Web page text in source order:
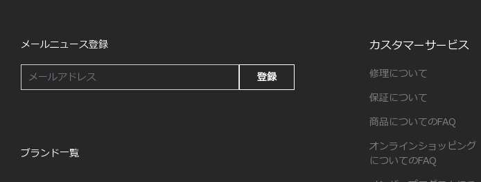
メールニュース登録
登録
ブランド一覧
カスタマーサービス
修理について
保証について
商品についてのFAQ
オンラインショッピング
についてのFAQ